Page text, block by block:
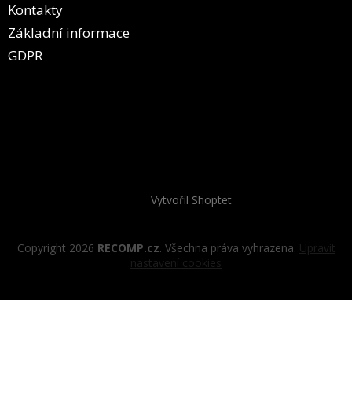
Kontakty
Základní informace
GDPR
Vytvořil Shoptet
Copyright 2026 RECOMP.cz. Všechna práva vyhrazena. Upravit
nastavení cookies